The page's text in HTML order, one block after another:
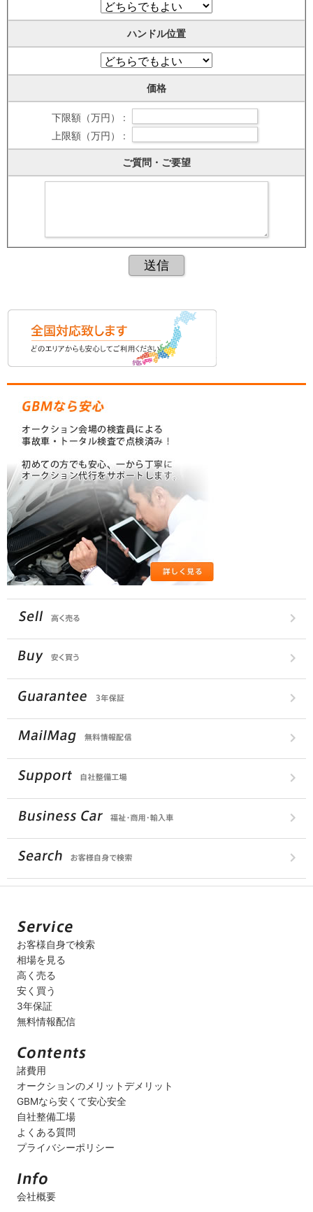
ハンドル位置
価格
下限額（万円） :
上限額（万円） :
ご質問・ご要望
お客様自身で検索
相場を見る
高く売る
安く買う
3年保証
無料情報配信
諸費用
オークションのメリットデメリット
GBMなら安くて安心安全
自社整備工場
よくある質問
プライバシーポリシー
会社概要